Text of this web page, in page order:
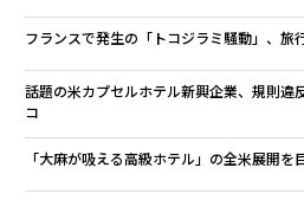
フランスで発生の「トコジラミ騒動」、旅
話題の米カプセルホテル新興企業、規則
コ
「大麻が吸える高級ホテル」の全米展開を